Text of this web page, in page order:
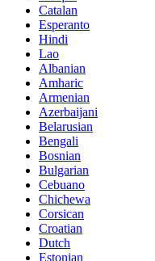
Catalan
Esperanto
Hindi
Lao
Albanian
Amharic
Armenian
Azerbaijani
Belarusian
Bengali
Bosnian
Bulgarian
Cebuano
Chichewa
Corsican
Croatian
Dutch
Estonian